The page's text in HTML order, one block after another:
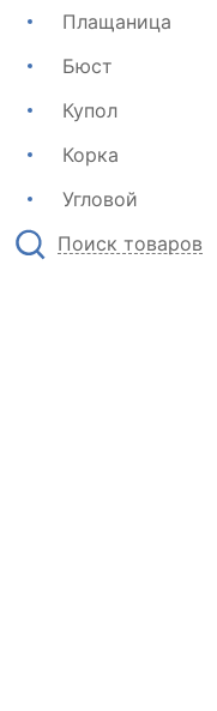
Плащаница
Бюст
Купол
Корка
Угловой
Поиск товаров